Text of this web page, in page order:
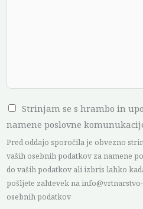
o
C
h
e
c
k
b
o
C
h
e
c
k
b
Strinjam se s hrambo in
namene poslovne
Pred oddajo sporočila je obvezno
vaših osebnih podatkov za namene
do vaših podatkov ali izbris lahko
pošljete zahtevek na
osebnih podatkov